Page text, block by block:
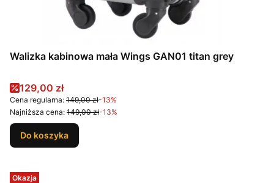
Walizka kabinowa mała Wings GAN01 titan grey
Cena promocyjna
129,00 zł
Cena regularna: 149,00 zł-13%
Najniższa cena: 149,00 zł-13%
Do koszyka
Okazja